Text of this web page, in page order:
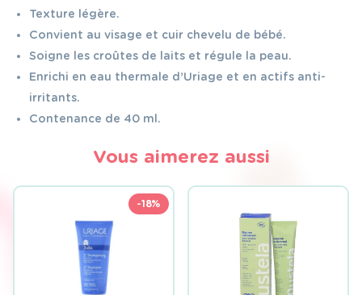
Texture légère.
Convient au visage et cuir chevelu de bébé.
Soigne les croûtes de laits et régule la peau.
Enrichi en eau thermale d’Uriage et en actifs anti-
irritants.
Contenance de 40 ml.
Vous aimerez aussi
-18%